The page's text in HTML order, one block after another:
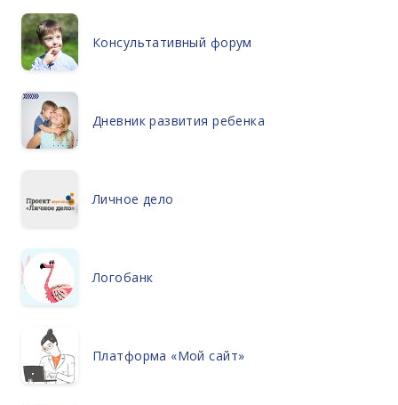
Консультативный форум
Дневник развития ребенка
Личное дело
Логобанк
Платформа «Мой сайт»